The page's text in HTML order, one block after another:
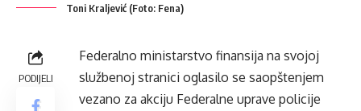
Toni Kraljević (Foto: Fena)
PODIJELI
Federalno ministarstvo finansija na svojoj
službenoj stranici oglasilo se saopštenjem
vezano za akciju Federalne uprave policije